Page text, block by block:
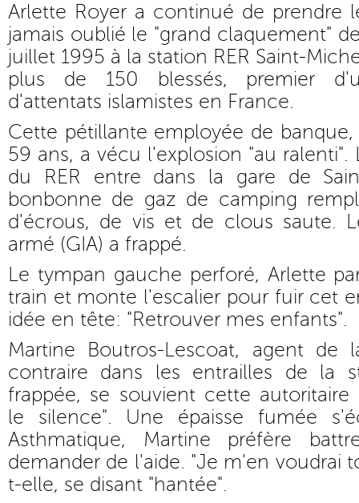
Arlette Royer a continué de prendre
jamais oublié le "grand claquement"
juillet 1995 à la station RER Saint-
plus de 150 blessés, premier
d'attentats islamistes en France.
Cette pétillante employée de
59 ans, a vécu l'explosion "au ralenti".
du RER entre dans la gare de
bonbonne de gaz de camping
d'écrous, de vis et de clous saute.
armé (GIA) a frappé.
Le tympan gauche perforé, Arlette
train et monte l'escalier pour fuir cet
idée en tête: "Retrouver mes enfants".
Martine Boutros-Lescoat, agent de
contraire dans les entrailles de la
frappée, se souvient cette autoritaire
le silence". Une épaisse fumée
Asthmatique, Martine préfère
demander de l'aide. "Je m'en voudrai
t-elle, se disant "hantée".